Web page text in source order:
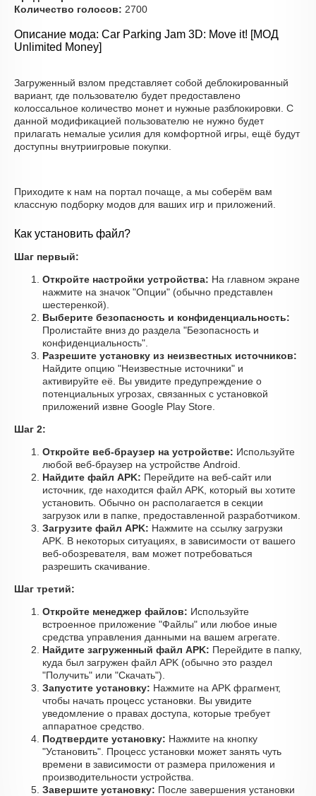
Количество голосов: 2700
Описание мода: Car Parking Jam 3D: Move it! [МОД
Unlimited Money]
Загруженный взлом представляет собой деблокированный
вариант, где пользователю будет предоставлено
колоссальное количество монет и нужные разблокировки. С
данной модификацией пользователю не нужно будет
прилагать немалые усилия для комфортной игры, ещё будут
доступны внутриигровые покупки.
Приходите к нам на портал почаще, а мы соберём вам
классную подборку модов для ваших игр и приложений.
Как установить файл?
Шаг первый:
Откройте настройки устройства: На главном экране
нажмите на значок "Опции" (обычно представлен
шестеренкой).
Выберите безопасность и конфиденциальность:
Пролистайте вниз до раздела "Безопасность и
конфиденциальность".
Разрешите установку из неизвестных источников:
Найдите опцию "Неизвестные источники" и
активируйте её. Вы увидите предупреждение о
потенциальных угрозах, связанных с установкой
приложений извне Google Play Store.
Шаг 2:
Откройте веб-браузер на устройстве: Используйте
любой веб-браузер на устройстве Android.
Найдите файл APK: Перейдите на веб-сайт или
источник, где находится файл APK, который вы хотите
установить. Обычно он располагается в секции
загрузок или в папке, предоставленной разработчиком.
Загрузите файл APK: Нажмите на ссылку загрузки
APK. В некоторых ситуациях, в зависимости от вашего
веб-обозревателя, вам может потребоваться
разрешить скачивание.
Шаг третий:
Откройте менеджер файлов: Используйте
встроенное приложение "Файлы" или любое иные
средства управления данными на вашем агрегате.
Найдите загруженный файл APK: Перейдите в папку,
куда был загружен файл APK (обычно это раздел
"Получить" или "Скачать").
Запустите установку: Нажмите на APK фрагмент,
чтобы начать процесс установки. Вы увидите
уведомление о правах доступа, которые требует
аппаратное средство.
Подтвердите установку: Нажмите на кнопку
"Установить". Процесс установки может занять чуть
времени в зависимости от размера приложения и
производительности устройства.
Завершите установку: После завершения установки